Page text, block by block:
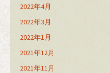
2022年4月
2022年3月
2022年1月
2021年12月
2021年11月